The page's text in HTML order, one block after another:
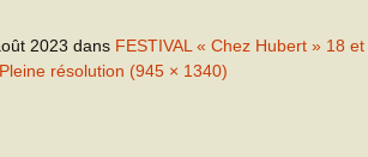
2023 dans FESTIVAL « Chez Hubert » 18
Pleine résolution (945 × 1340)